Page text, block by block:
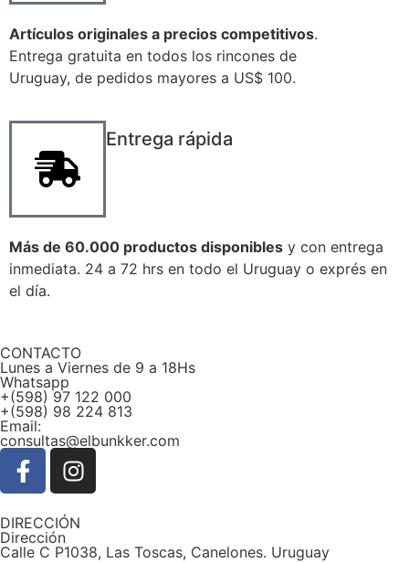
Artículos originales a precios competitivos.
Entrega gratuita en todos los rincones de
Uruguay, de pedidos mayores a US$ 100.
Entrega rápida
Más de 60.000 productos disponibles y con entrega
inmediata. 24 a 72 hrs en todo el Uruguay o exprés en
el día.
CONTACTO
Lunes a Viernes de 9 a 18Hs
Whatsapp
+(598) 97 122 000
+(598) 98 224 813
Email:
consultas@elbunkker.com
DIRECCIÓN
Dirección
Calle C P1038, Las Toscas, Canelones. Uruguay